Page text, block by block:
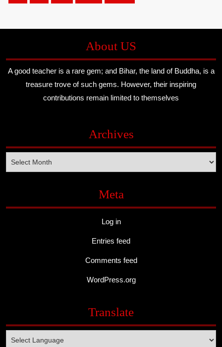
pagination
About US
A good teacher is a rare gem; and Bihar, the land of Buddha, is a
treasure trove of such gems. However, their inspiring
contributions remain limited to themselves
Archives
Meta
Log in
Entries feed
Comments feed
WordPress.org
Translate